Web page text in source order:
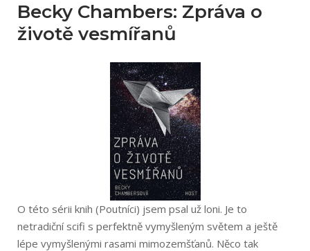
Becky Chambers: Zpráva o
životě vesmířanů
O této sérii knih (Poutníci) jsem psal už loni. Je to
netradiční scifi s perfektně vymyšleným světem a ještě
lépe vymyšlenými rasami mimozemšťanů. Něco tak